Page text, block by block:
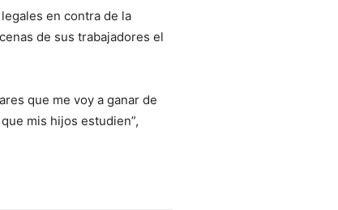
en contra de la
de sus trabajadores el
que me voy a ganar de
mis hijos estudien”,